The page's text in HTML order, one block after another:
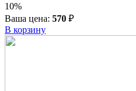
10%
Ваша цена: 570 ₽
В корзину